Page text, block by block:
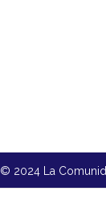
© 2024 La